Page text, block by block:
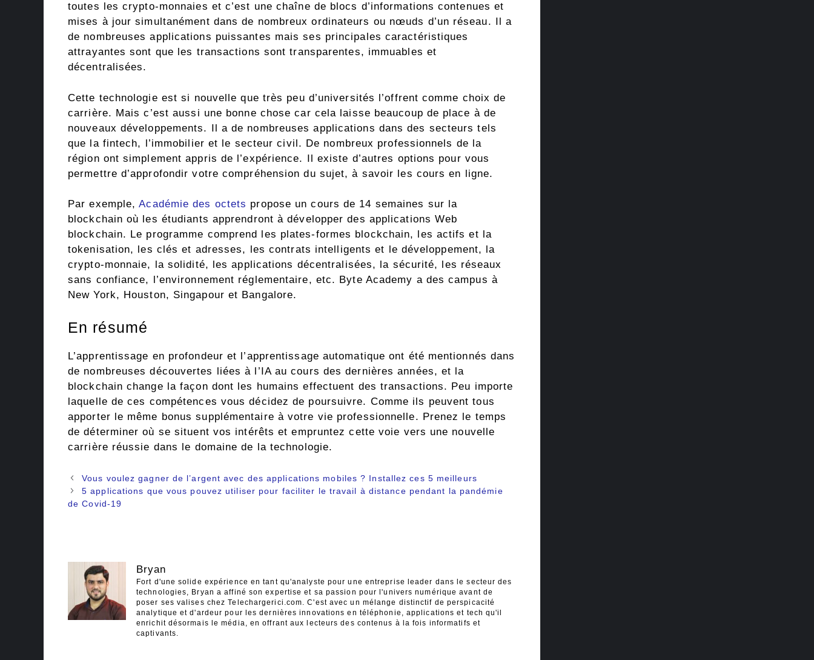
toutes les crypto-monnaies et c’est une chaîne de blocs d’informations contenues et
mises à jour simultanément dans de nombreux ordinateurs ou nœuds d’un réseau. Il a
de nombreuses applications puissantes mais ses principales caractéristiques
attrayantes sont que les transactions sont transparentes, immuables et
décentralisées.
Cette technologie est si nouvelle que très peu d’universités l’offrent comme choix de
carrière. Mais c’est aussi une bonne chose car cela laisse beaucoup de place à de
nouveaux développements. Il a de nombreuses applications dans des secteurs tels
que la fintech, l’immobilier et le secteur civil. De nombreux professionnels de la
région ont simplement appris de l’expérience. Il existe d’autres options pour vous
permettre d’approfondir votre compréhension du sujet, à savoir les cours en ligne.
Par exemple,Académie des octets propose un cours de 14 semaines sur la
blockchain où les étudiants apprendront à développer des applications Web
blockchain. Le programme comprend les plates-formes blockchain, les actifs et la
tokenisation, les clés et adresses, les contrats intelligents et le développement, la
crypto-monnaie, la solidité, les applications décentralisées, la sécurité, les réseaux
sans confiance, l’environnement réglementaire, etc. Byte Academy a des campus à
New York, Houston, Singapour et Bangalore.
En résumé
L’apprentissage en profondeur et l’apprentissage automatique ont été mentionnés dans
de nombreuses découvertes liées à l’IA au cours des dernières années, et la
blockchain change la façon dont les humains effectuent des transactions. Peu importe
laquelle de ces compétences vous décidez de poursuivre. Comme ils peuvent tous
apporter le même bonus supplémentaire à votre vie professionnelle. Prenez le temps
de déterminer où se situent vos intérêts et empruntez cette voie vers une nouvelle
carrière réussie dans le domaine de la technologie.
Navigation
des
articles
Vous voulez gagner de l’argent avec des applications mobiles ? Installez ces 5 meilleurs
5 applications que vous pouvez utiliser pour faciliter le travail à distance pendant la pandémie
de Covid-19
Bryan
Fort d'une solide expérience en tant qu'analyste pour une entreprise leader dans le secteur des
technologies, Bryan a affiné son expertise et sa passion pour l'univers numérique avant de
poser ses valises chez Telechargerici.com. C'est avec un mélange distinctif de perspicacité
analytique et d'ardeur pour les dernières innovations en téléphonie, applications et tech qu'il
enrichit désormais le média, en offrant aux lecteurs des contenus à la fois informatifs et
captivants.